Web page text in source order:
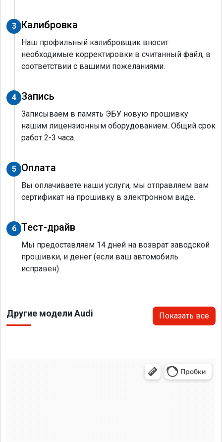
3 Калибровка
Наш профильный калибровщик вносит
необходимые корректировки в считанный файл, в
соответствии с вашими пожеланиями.
4 Запись
Записываем в память ЭБУ новую прошивку
нашим лицензионным оборудованием. Общий срок
работ 2-3 часа.
5 Оплата
Вы оплачиваете наши услуги, мы отправляем вам
сертификат на прошивку в электронном виде.
6 Тест-драйв
Мы предоставляем 14 дней на возврат заводской
прошивки, и денег (если ваш автомобиль
исправен).
Другие модели Audi Показать все